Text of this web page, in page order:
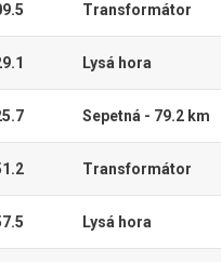
Transformátor
Lysá hora
Sepetná - 79.2 km
Transformátor
Lysá hora